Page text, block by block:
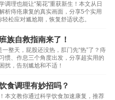
理也能让“菊花”重获新生！本文从日
析痔疮康复的真实画面，分享5个实用
松应对尴尬期，恢复舒适状态。
族自救指南来了！
整天，屁股还没热，肛门先“热”了？痔
惯、作息三个角度出发，分享超实用的
扰，告别尴尬和不适！
食调理有妙招吗？
本文教你通过科学饮食加速康复，推荐